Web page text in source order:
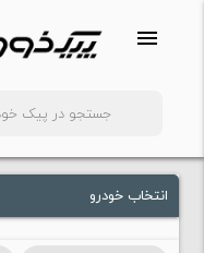
menu
انتخاب خودرو